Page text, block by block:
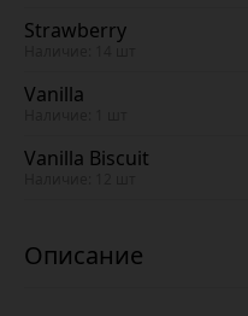
Strawberry
Vanilla
Vanilla Biscuit